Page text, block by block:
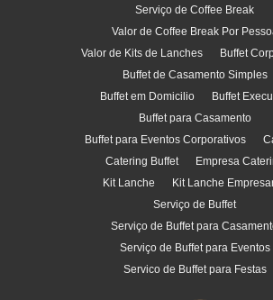
Serviço de Coffee Break
Valor de Coffee Break Por
Valor de Kits de Lanches
Buffet
Buffet de Casamento Simples
Buffet em Domicilio
Buffet
Buffet para Casamento
Buffet para Eventos Corporativos
Catering Buffet
Empresa
Kit Lanche
Kit Lanche
Serviço de Buffet
Serviço de Buffet para
Serviço de Buffet para Eventos
Servico de Buffet para Festas